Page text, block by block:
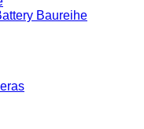
Baureihe